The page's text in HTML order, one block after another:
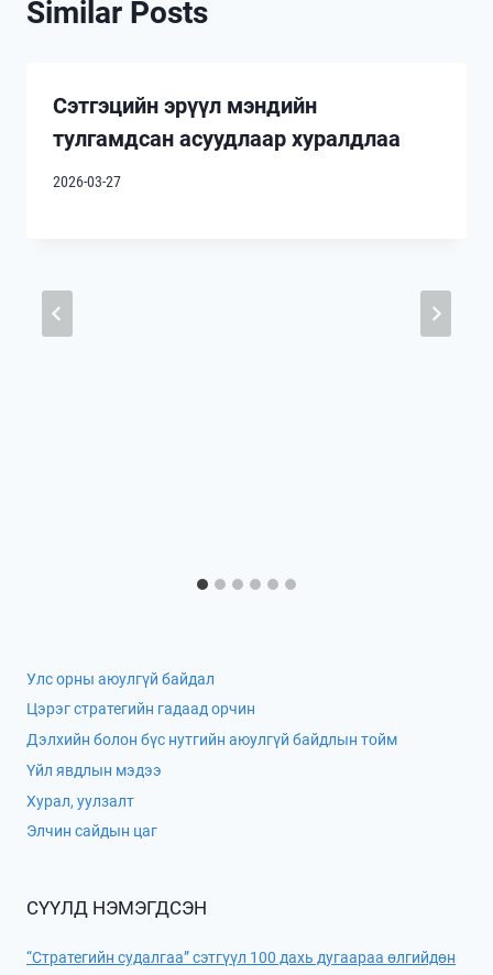
Similar Posts
Сэтгэцийн эрүүл мэндийн
тулгамдсан асуудлаар хуралдлаа
2026-03-27
Улс орны аюулгүй байдал
Цэрэг стратегийн гадаад орчин
Дэлхийн болон бүс нутгийн аюулгүй байдлын тойм
Үйл явдлын мэдээ
Хурал, уулзалт
Элчин сайдын цаг
СҮҮЛД НЭМЭГДСЭН
“Стратегийн судалгаа” сэтгүүл 100 дахь дугаараа өлгийдөн